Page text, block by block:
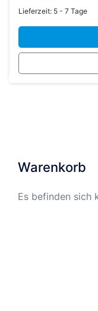
Preis
war:
285,00 €
ist:
Lieferzeit: 5 - 7 Tage
Warenkorb
Es befinden sich